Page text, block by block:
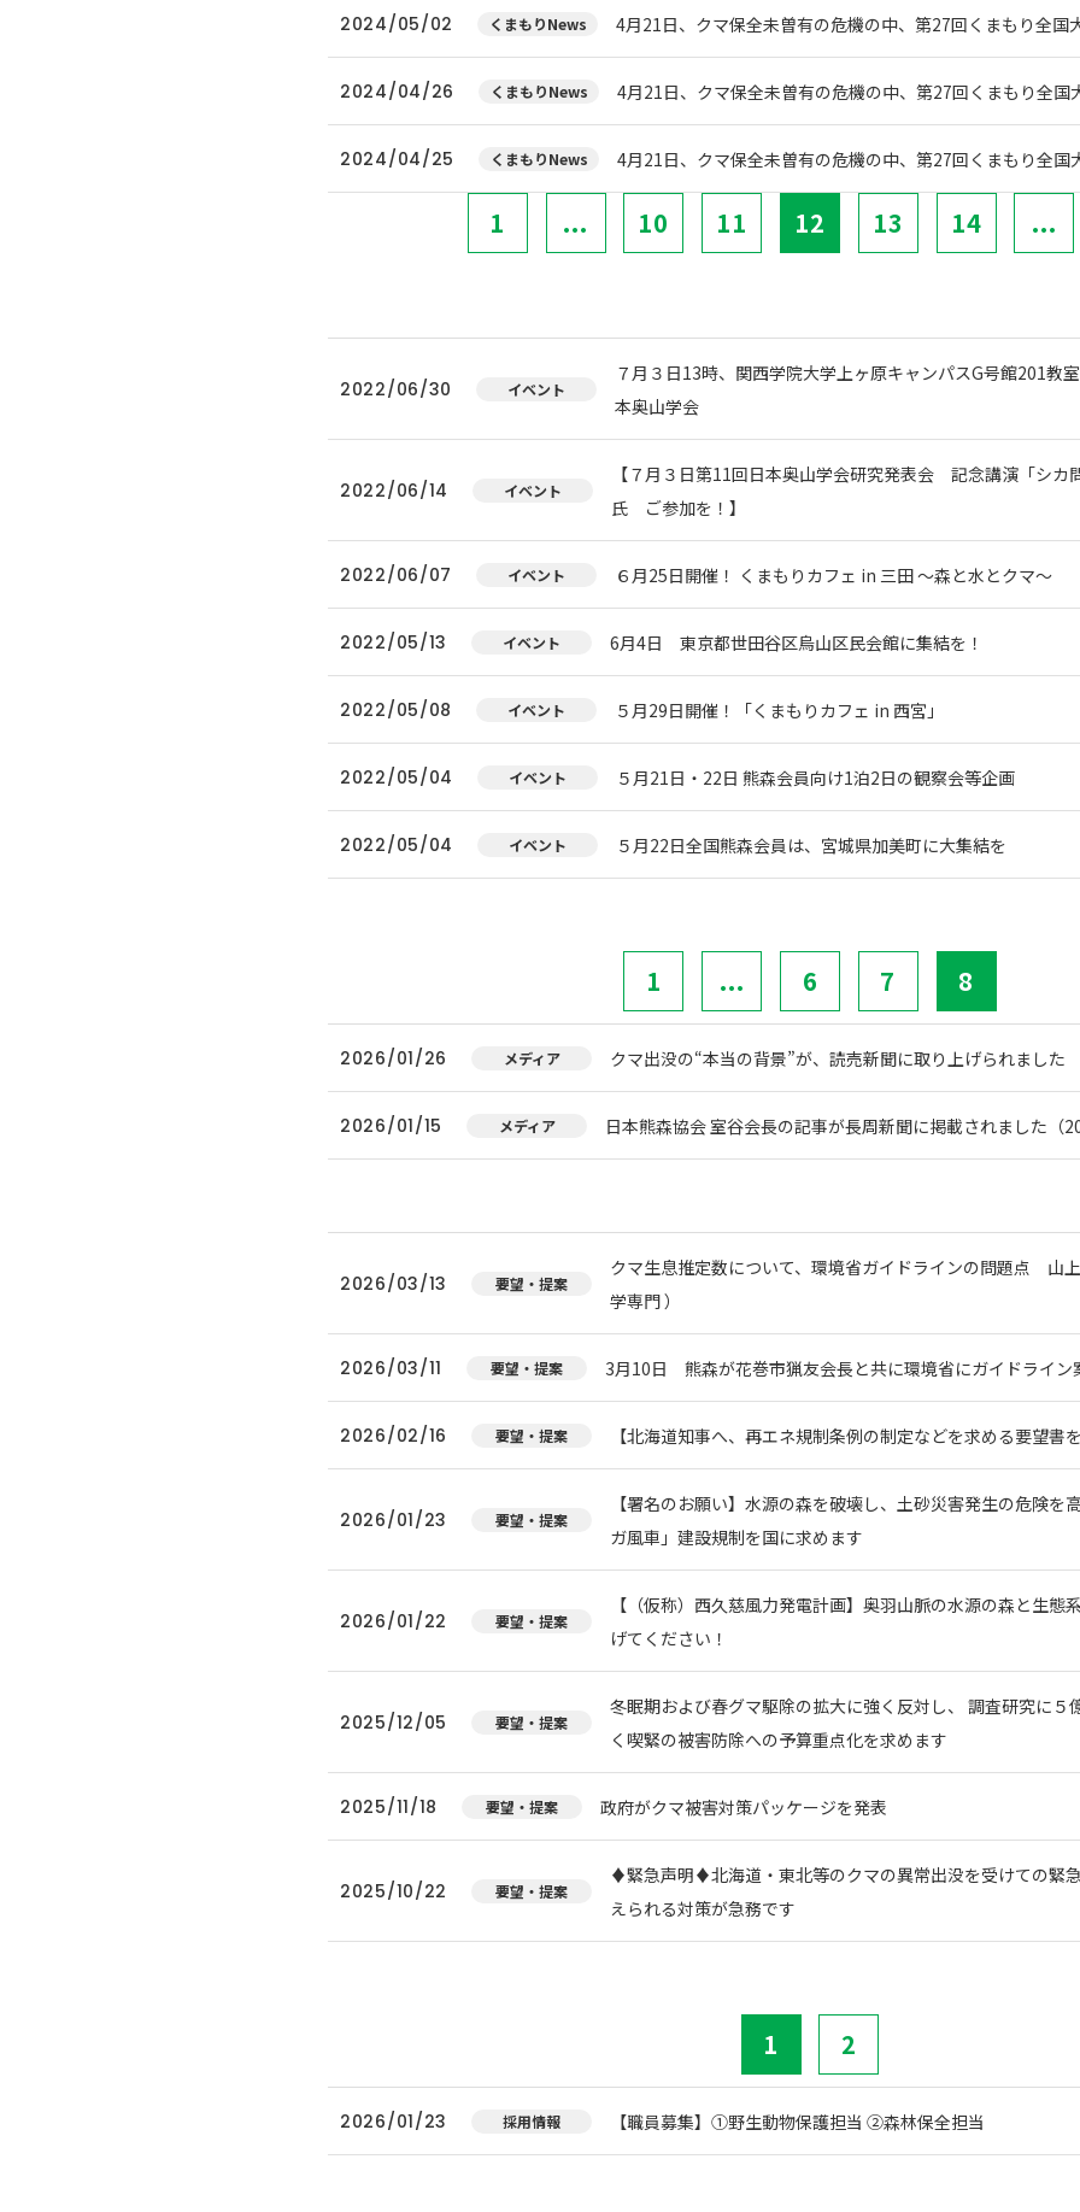
2024/05/02 くまもりNews 4月21日、クマ保全未曽有の危機の中、第27回くまもり全
2024/04/26 くまもりNews 4月21日、クマ保全未曽有の危機の中、第27回くまもり全
2024/04/25 くまもりNews 4月21日、クマ保全未曽有の危機の中、第27回くまもり全
1 ... 10 11 12 13 14 ...
2022/06/30 イベント
７月３日13時、関西学院大学上ヶ原キャンパスG号館201教
本奥山学会
2022/06/14 イベント
【７月３日第11回日本奥山学会研究発表会 記念講演「シカ
氏 ご参加を！】
2022/06/07 イベント ６月25日開催！ くまもりカフェ in 三田 ～森と水とクマ～
2022/05/13 イベント 6月4日 東京都世田谷区烏山区民会館に集結を！
2022/05/08 イベント ５月29日開催！「くまもりカフェ in 西宮」
2022/05/04 イベント ５月21日・22日 熊森会員向け1泊2日の観察会等企画
2022/05/04 イベント ５月22日全国熊森会員は、宮城県加美町に大集結を
1 ... 6 7 8
2026/01/26 メディア クマ出没の“本当の背景”が、読売新聞に取り上げられました
2026/01/15 メディア 日本熊森協会 室谷会長の記事が長周新聞に掲載されました（
2026/03/13 要望・提案
クマ生息推定数について、環境省ガイドラインの問題点 山
学専門 ）
2026/03/11 要望・提案 3月10日 熊森が花巻市猟友会長と共に環境省にガイドライン
2026/02/16 要望・提案 【北海道知事へ、再エネ規制条例の制定などを求める要望書
2026/01/23 要望・提案
【署名のお願い】水源の森を破壊し、土砂災害発生の危険を
ガ風車」建設規制を国に求めます
2026/01/22 要望・提案
【（仮称）西久慈風力発電計画】奥羽山脈の水源の森と生態
げてください！
2025/12/05 要望・提案
冬眠期および春グマ駆除の拡大に強く反対し、 調査研究に５
く喫緊の被害防除への予算重点化を求めます
2025/11/18 要望・提案 政府がクマ被害対策パッケージを発表
2025/10/22 要望・提案
♦️緊急声明♦️北海道・東北等のクマの異常出没を受けての緊
えられる対策が急務です
1 2
2026/01/23 採用情報 【職員募集】①野生動物保護担当 ②森林保全担当